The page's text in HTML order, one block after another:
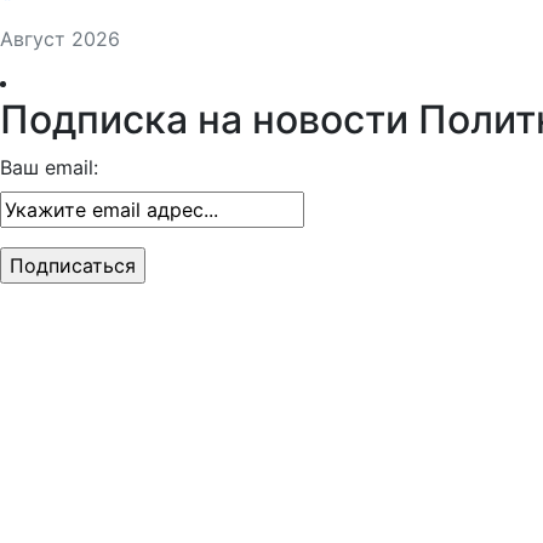
Август 2026
Подписка на новости
Ваш email: